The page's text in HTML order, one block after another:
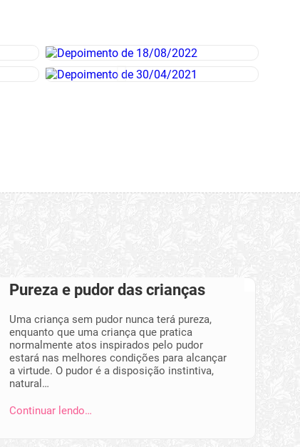
Pureza e pudor das crianças
Uma criança sem pudor nunca terá pureza,
enquanto que uma criança que pratica
normalmente atos inspirados pelo pudor
estará nas melhores condições para alcançar
a virtude. O pudor é a disposição instintiva,
natural…
Continuar lendo…